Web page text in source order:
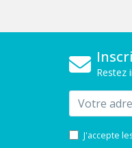
Restez
Email
J'accepte